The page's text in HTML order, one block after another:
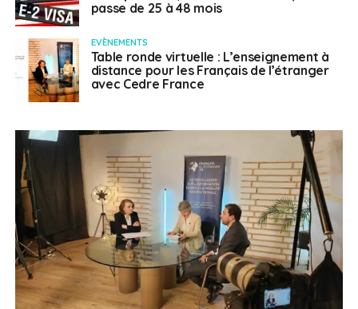
passe de 25 à 48 mois
EVÈNEMENTS
Table ronde virtuelle : L’enseignement à
distance pour les Français de l’étranger
avec Cedre France